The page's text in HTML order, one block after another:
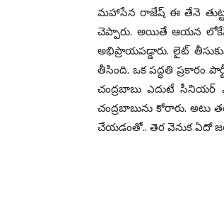
మహాసేన రాజేష్ ఈ తేనె
చెప్పారు. అయితే ఆయన
అభిప్రాయపడ్డారు. లైట్
తీసింది. ఒక పద్ధతి ప్రకారం
చంద్రబాబు ఎదుటే సీనియర్
చంద్రబాబును కోరారు.
చేయడంతో.. తెర వెనుక ఏదో